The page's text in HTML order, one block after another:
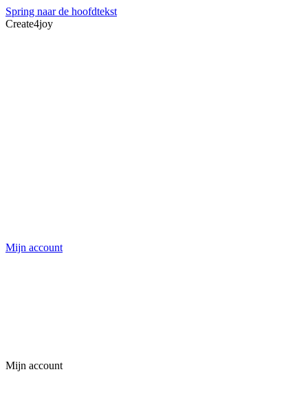
Spring naar de hoofdtekst
Create4joy
Mijn account
Mijn account